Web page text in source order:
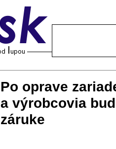
Po oprave
a výrobcovia
záruke